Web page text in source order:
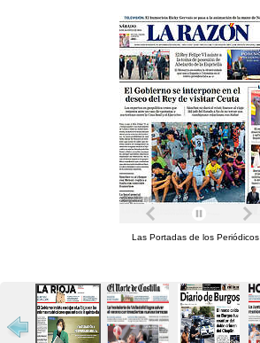
Las Portadas de los Periódicos